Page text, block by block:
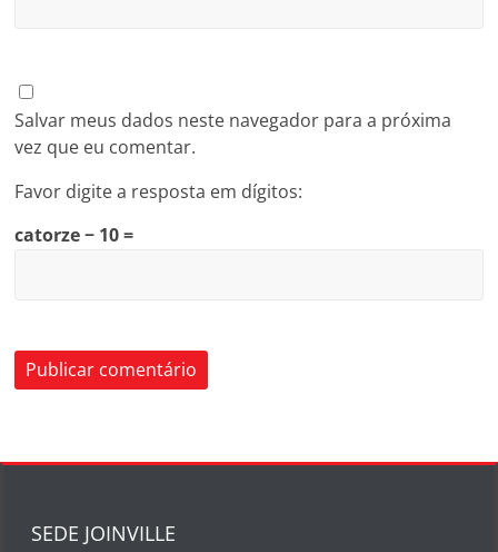
Salvar meus dados neste navegador para a próxima
vez que eu comentar.
Favor digite a resposta em dígitos:
catorze − 10 =
SEDE JOINVILLE